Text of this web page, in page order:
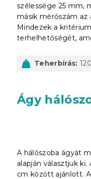
szélessége 25 mm,
másik mérőszám az
Mindezek a
terhelhetőségét,
Teherbírás:
Ágy
A hálószoba ágyát
alapján választjuk ki.
cm között ajánlott.